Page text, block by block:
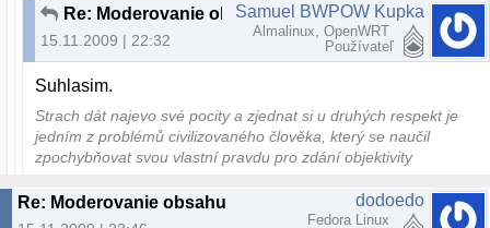
Re: Moderovanie obsahu
15.11.2009 | 22:32
Samuel BWPOW Kupka
Almalinux, OpenWRT
Používateľ
Suhlasim.
Strach dát najevo své pocity a zjednat si u druhých respekt je
jedním z problémů civilizovaného člověka, který se naučil
zpochybňovat svou vlastní pravdu pro zdání objektivity
Re: Moderovanie obsahu dodoedo
Fedora Linux